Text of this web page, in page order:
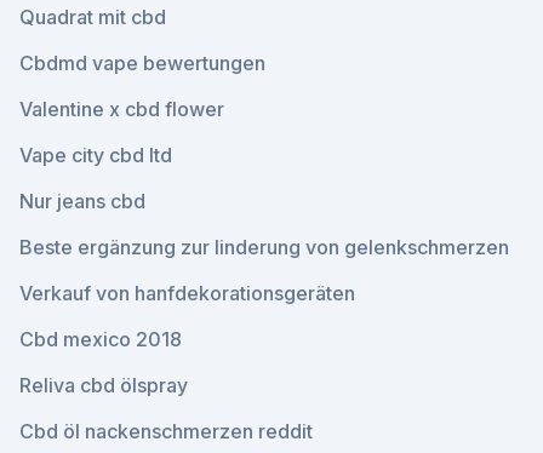
Quadrat mit cbd
Cbdmd vape bewertungen
Valentine x cbd flower
Vape city cbd ltd
Nur jeans cbd
Beste ergänzung zur linderung von gelenkschmerzen
Verkauf von hanfdekorationsgeräten
Cbd mexico 2018
Reliva cbd ölspray
Cbd öl nackenschmerzen reddit